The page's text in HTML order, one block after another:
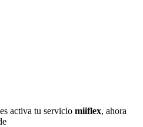
activa tu servicio miiflex, ahora